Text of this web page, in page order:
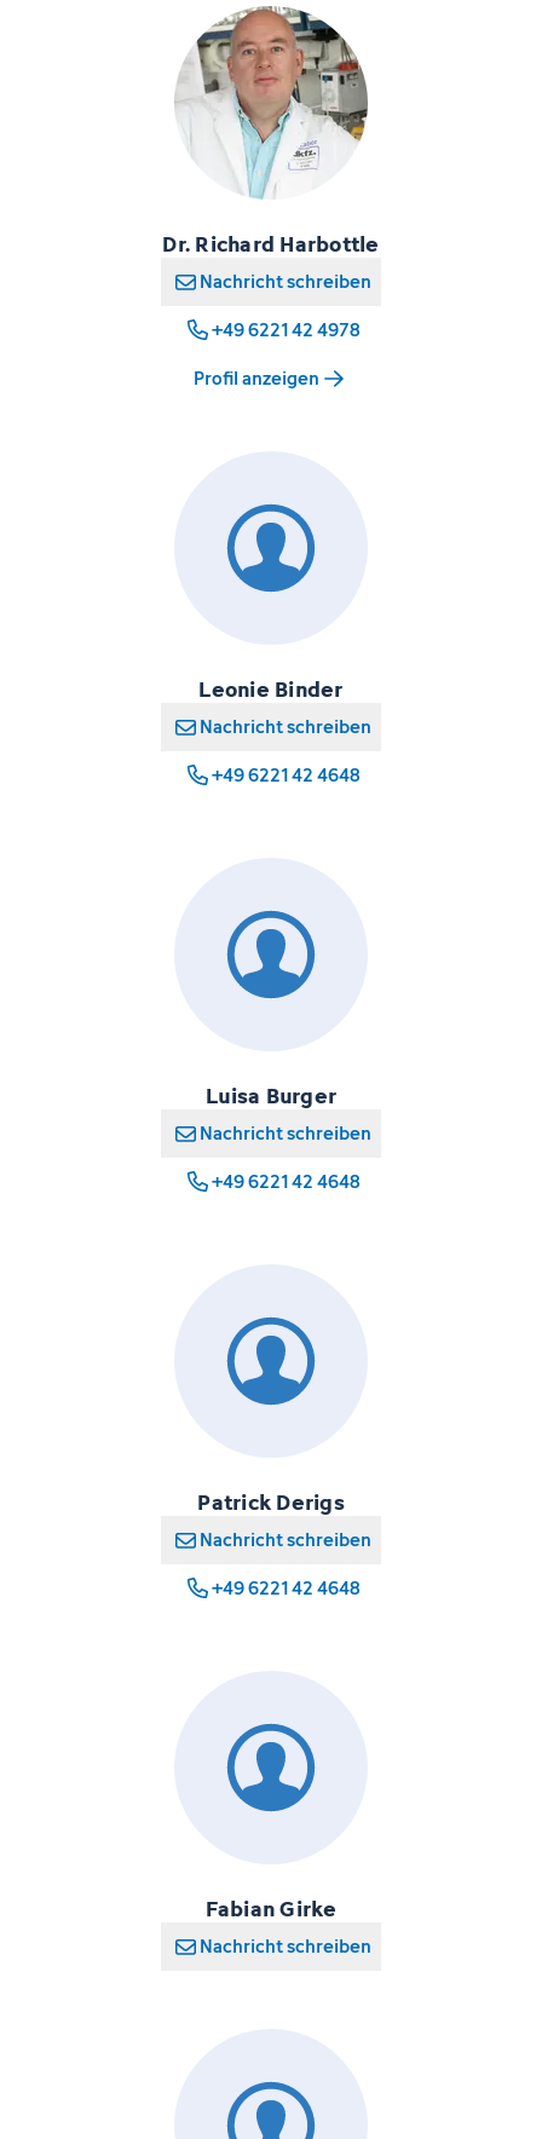
Dr. Richard Harbottle
Nachricht schreiben
+49 6221 42 4978
Profil anzeigen
Leonie Binder
Nachricht schreiben
+49 6221 42 4648
Luisa Burger
Nachricht schreiben
+49 6221 42 4648
Patrick Derigs
Nachricht schreiben
+49 6221 42 4648
Fabian Girke
Nachricht schreiben